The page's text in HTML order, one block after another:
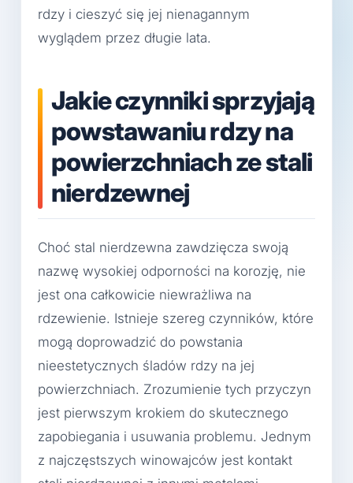
rdzy i cieszyć się jej nienagannym
wyglądem przez długie lata.
Jakie czynniki sprzyjają
powstawaniu rdzy na
powierzchniach ze stali
nierdzewnej
Choć stal nierdzewna zawdzięcza swoją
nazwę wysokiej odporności na korozję, nie
jest ona całkowicie niewrażliwa na
rdzewienie. Istnieje szereg czynników, które
mogą doprowadzić do powstania
nieestetycznych śladów rdzy na jej
powierzchniach. Zrozumienie tych przyczyn
jest pierwszym krokiem do skutecznego
zapobiegania i usuwania problemu. Jednym
z najczęstszych winowajców jest kontakt